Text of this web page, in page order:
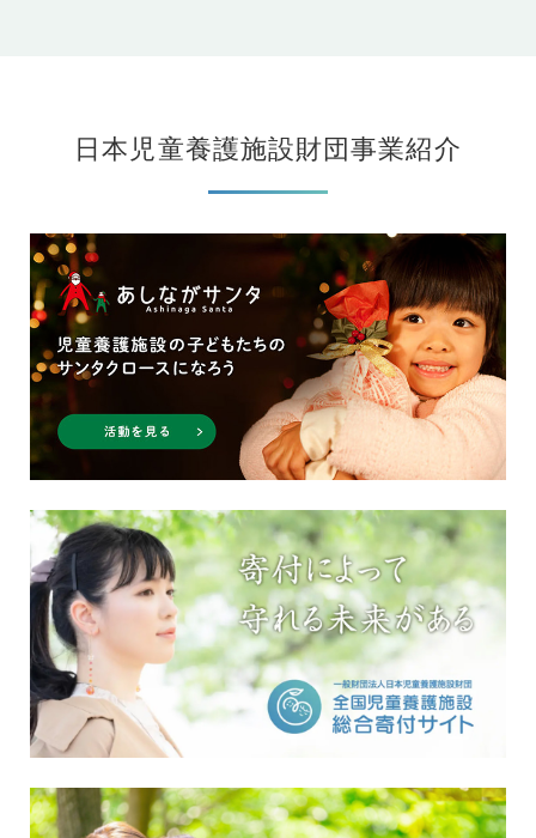
日本児童養護施設財団事業紹介